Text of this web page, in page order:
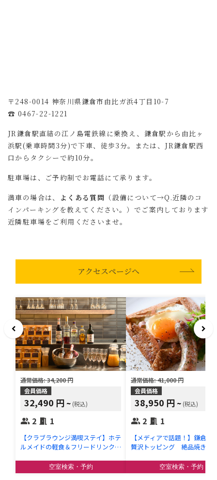
アクセスページへ
〒248-0014 神奈川県鎌倉市由比ガ浜4丁目10-7
☎︎ 0467-22-1221
JR鎌倉駅直結の江ノ島電鉄線に乗換え、鎌倉駅から由比ヶ
浜駅(乗車時間3分)で下車、徒歩3分。または、JR鎌倉駅西
口からタクシーで約10分。
駐車場は、ご予約制でお電話にて承ります。
満車の場合は、 よくある質問 （設備について→Q.近隣のコ
インパーキングを教えてください。）でご案内しております
近隣駐車場をご利用くださいませ。